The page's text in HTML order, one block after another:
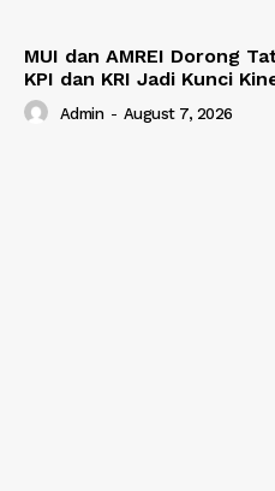
MUI dan AMREI Dorong
KPI dan KRI Jadi Kunci
Admin - August 7, 2026